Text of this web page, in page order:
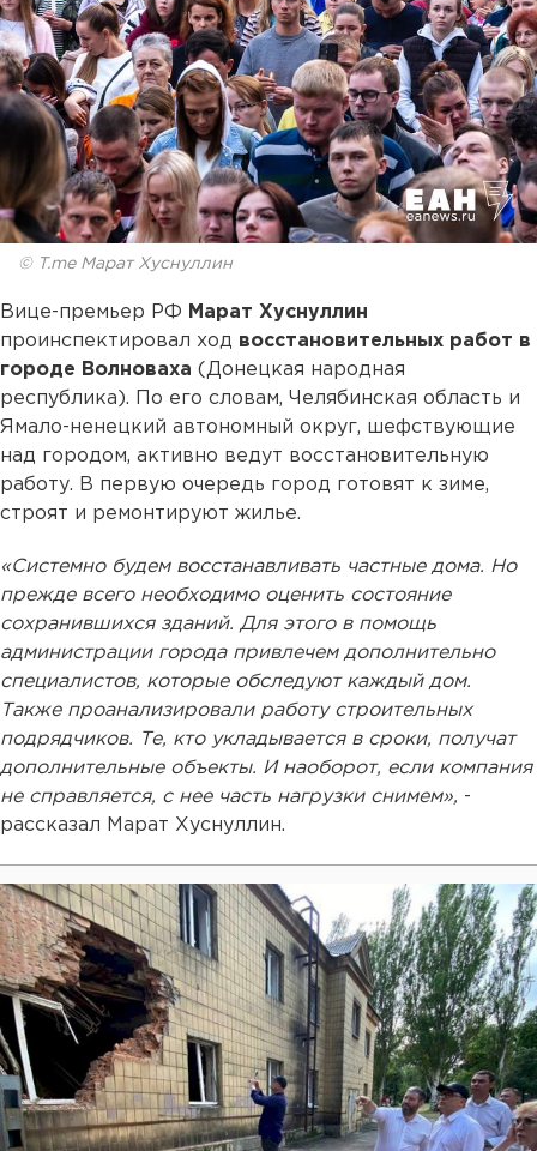
© T.me Марат Хуснуллин
Вице-премьер РФ Марат Хуснуллин
проинспектировал ход восстановительных работ в
городе Волноваха (Донецкая народная
республика). По его словам, Челябинская область и
Ямало-ненецкий автономный округ, шефствующие
над городом, активно ведут восстановительную
работу. В первую очередь город готовят к зиме,
строят и ремонтируют жилье.
«Системно будем восстанавливать частные дома. Но
прежде всего необходимо оценить состояние
сохранившихся зданий. Для этого в помощь
администрации города привлечем дополнительно
специалистов, которые обследуют каждый дом.
Также проанализировали работу строительных
подрядчиков. Те, кто укладывается в сроки, получат
дополнительные объекты. И наоборот, если компания
не справляется, с нее часть нагрузки снимем», -
рассказал Марат Хуснуллин.